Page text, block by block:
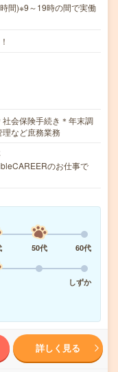
間)※9～19時の間で実働
会保険手続き＊年末調
など庶務業務
のお仕事で
50代
60代
しずか
詳しく見る